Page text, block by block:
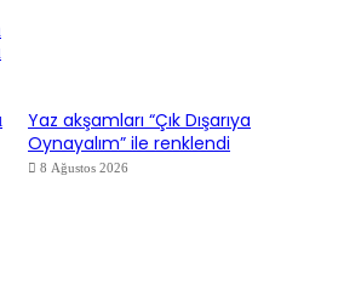
Yaz akşamları “Çık Dışarıya
Oynayalım” ile renklendi
8 Ağustos 2026